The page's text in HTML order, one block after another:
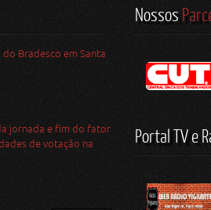
Bradesco em Santa
jornada e fim do fator
de votação na
Nossos
Portal TV e